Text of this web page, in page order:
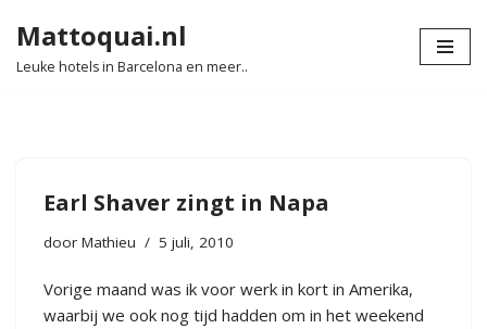
Ga
Mattoquai.nl
Leuke hotels in Barcelona en meer..
Earl Shaver zingt in Napa
door Mathieu 5 juli, 2010
Vorige maand was ik voor werk in kort in Amerika,
waarbij we ook nog tijd hadden om in het weekend